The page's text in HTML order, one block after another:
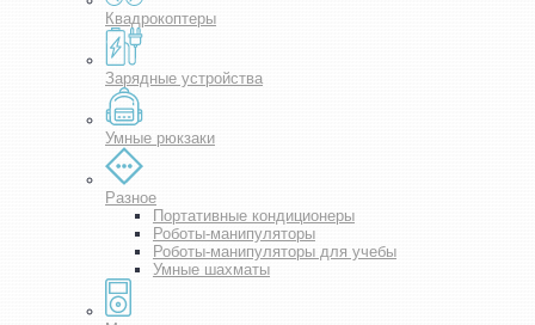
Квадрокоптеры
Зарядные устройства
Умные рюкзаки
Разное
Портативные кондиционеры
Роботы-манипуляторы
Роботы-манипуляторы для учебы
Умные шахматы